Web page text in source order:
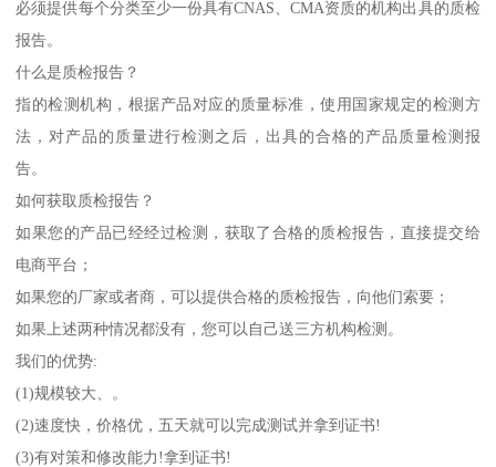
必须提供每个分类至少一份具有CNAS、CMA资质的机构出具的质检
报告。
什么是质检报告？
指的检测机构，根据产品对应的质量标准，使用国家规定的检测方
法，对产品的质量进行检测之后，出具的合格的产品质量检测报
告。
如何获取质检报告？
如果您的产品已经经过检测，获取了合格的质检报告，直接提交给
电商平台；
如果您的厂家或者商，可以提供合格的质检报告，向他们索要；
如果上述两种情况都没有，您可以自己送三方机构检测。
我们的优势:
(1)规模较大、。
(2)速度快，价格优，五天就可以完成测试并拿到证书!
(3)有对策和修改能力!拿到证书!